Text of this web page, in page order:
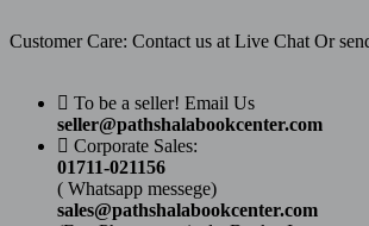
Customer Care: Contact us at Live Chat Or
To be a seller! Email Us
seller@pathshalabookcenter.com
Corporate Sales:
01711-021156
( Whatsapp messege)
sales@pathshalabookcenter.com